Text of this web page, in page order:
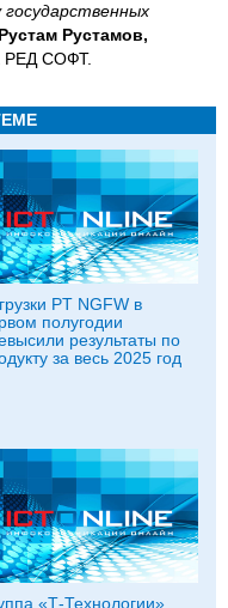
Рустам Рустамов,
РЕД СОФТ.
PT NGFW в
полугодии
результаты по
за весь 2025 год
«Т‑Технологии»